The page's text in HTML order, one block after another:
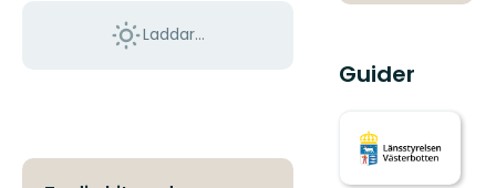
Laddar...
Guider